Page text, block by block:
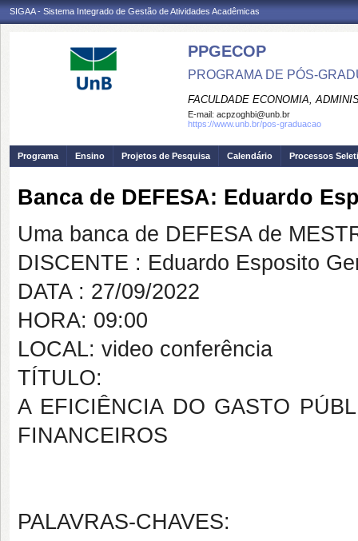
SIGAA - Sistema Integrado de Gestão de Atividades Acadêmicas
PPGECOP
PROGRAMA DE PÓS-
FACULDADE ECONOMIA,
E-mail: acpzoghbi@unb.br
https://www.unb.br/pos-graduacao
Programa Ensino Projetos de Pesquisa Calendário Processos
Banca de DEFESA: Eduardo
Uma banca de DEFESA de
DISCENTE : Eduardo Esposito
DATA : 27/09/2022
HORA: 09:00
LOCAL: video conferência
TÍTULO:
A EFICIÊNCIA DO GASTO
FINANCEIROS
PALAVRAS-CHAVES: